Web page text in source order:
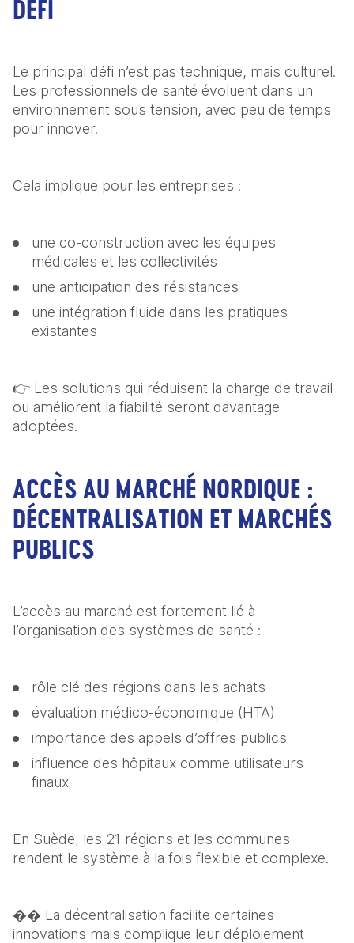
DÉFI
Le principal défi n’est pas technique, mais culturel.
Les professionnels de santé évoluent dans un
environnement sous tension, avec peu de temps
pour innover.
Cela implique pour les entreprises :
une co-construction avec les équipes
médicales et les collectivités
une anticipation des résistances
une intégration fluide dans les pratiques
existantes
👉 Les solutions qui réduisent la charge de travail
ou améliorent la fiabilité seront davantage
adoptées.
ACCÈS AU MARCHÉ NORDIQUE :
DÉCENTRALISATION ET MARCHÉS
PUBLICS
L’accès au marché est fortement lié à
l’organisation des systèmes de santé :
rôle clé des régions dans les achats
évaluation médico-économique (HTA)
importance des appels d’offres publics
influence des hôpitaux comme utilisateurs
finaux
En Suède, les 21 régions et les communes
rendent le système à la fois flexible et complexe.
�� La décentralisation facilite certaines
innovations mais complique leur déploiement